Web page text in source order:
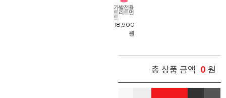
가발전용
트리트먼
트
18,900
원
총 상품 금액 0 원